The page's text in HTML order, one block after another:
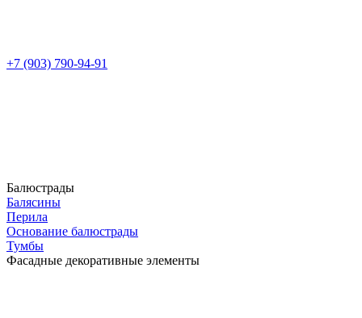
+7 (903) 790-94-91
Балюстрады
Балясины
Перила
Основание балюстрады
Тумбы
Фасадные декоративные элементы